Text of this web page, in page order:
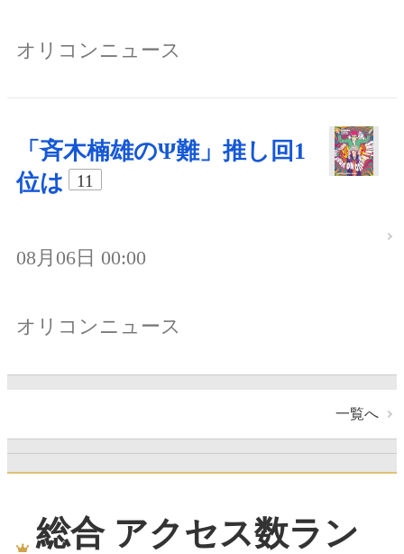
オリコンニュース
「斉木楠雄のΨ難」推し回1
位は
11
08月06日 00:00
オリコンニュース
一覧へ
総合 アクセス数ラン